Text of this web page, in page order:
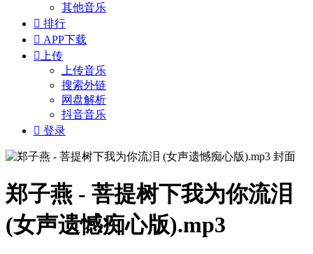
其他音乐
 排行
 APP下载
 上传
上传音乐
搜索外链
网盘解析
抖音音乐
 登录
郑子燕 - 菩提树下我为你流泪
(女声遗憾痴心版).mp3